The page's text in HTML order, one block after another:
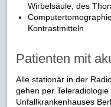
Wirbelsäule, des
Kontrastmitteln
Patienten mit
Alle stationär in der
gehen per
Unfallkrankenhauses